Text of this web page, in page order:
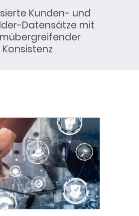
Kunden- und
Datensätze mit
Konsistenz